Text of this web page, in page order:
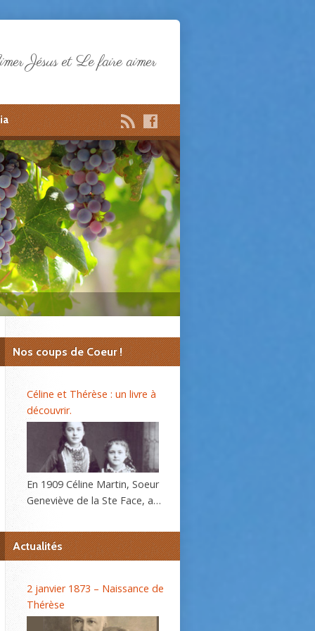
Jésus et Le faire aimer
Nos coups de Coeur !
Céline et Thérèse : un livre à
découvrir.
En 1909 Céline Martin, Soeur
Geneviève de la Ste Face, a
sa sœur Thérèse, l’histoire
d’une âme, se répand dans le
bientôt. C’est alors que la
Prieure du Carmel lui
Actualités
2 janvier 1873 – Naissance de
Thérèse